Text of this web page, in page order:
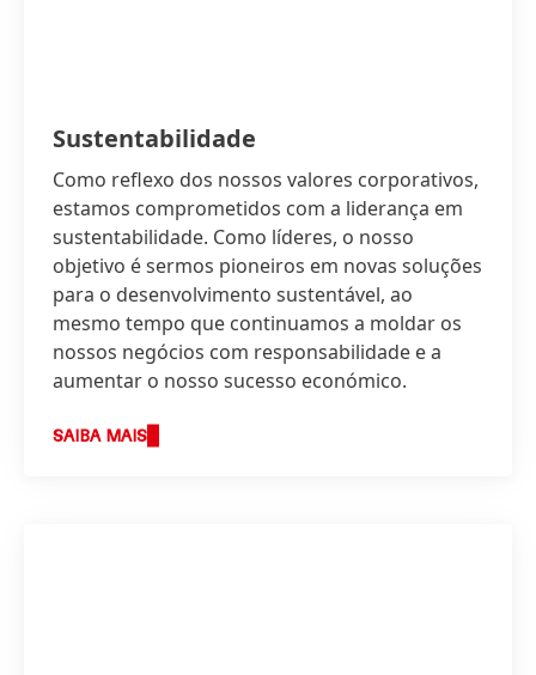
Sustentabilidade
Como reflexo dos nossos valores corporativos,
estamos comprometidos com a liderança em
sustentabilidade. Como líderes, o nosso
objetivo é sermos pioneiros em novas soluções
para o desenvolvimento sustentável, ao
mesmo tempo que continuamos a moldar os
nossos negócios com responsabilidade e a
aumentar o nosso sucesso económico.
SAIBA MAIS